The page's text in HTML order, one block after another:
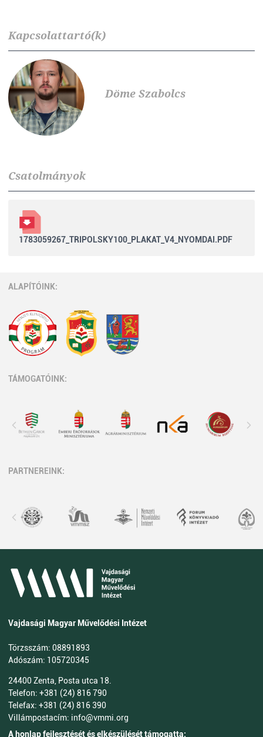
Kapcsolattartó(k)
Döme Szabolcs
Csatolmányok
1783059267_TRIPOLSKY100_PLAKAT_V4_NYOMDAI.PDF
ALAPÍTÓINK:
TÁMOGATÓINK:
PARTNEREINK:
Vajdasági Magyar Művelődési Intézet
Törzsszám: 08891893
Adószám: 105720345
24400 Zenta, Posta utca 18.
Telefon: +381 (24) 816 790
Telefax: +381 (24) 816 390
Villámpostacím: info@vmmi.org
A honlap fejlesztését és elkészülését támogatta: